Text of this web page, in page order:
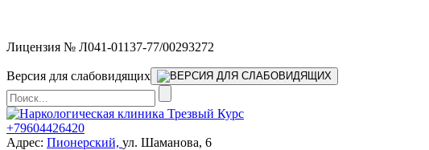
Лицензия № Л041-01137-77/00293272
Версия для слабовидящих
+79604426420
Адрес: Пионерский, ул. Шаманова, 6